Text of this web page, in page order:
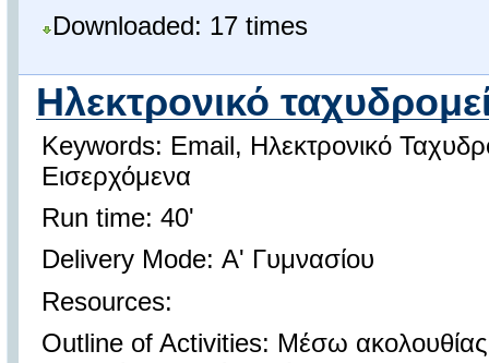
Downloaded: 17 times
Ηλεκτρονικό
Keywords: Email, Ηλεκτρονικό
Εισερχόμενα
Run time: 40'
Delivery Mode: Α' Γυμνασίου
Resources:
Outline of Activities: Μέσω